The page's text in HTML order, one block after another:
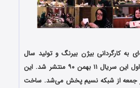
به کارگردانی بیژن بیرنگ و تولید سال
۱۳۹۰ می‌باشد. قسمت اول این سریال ۱۱ بهمن ۹۰ منتشر شد. این
در سال ۱۳۹۳ هر جمعه از شبکه نسیم پخش می‌شد. ساخت